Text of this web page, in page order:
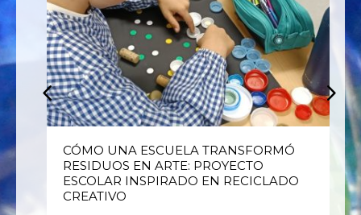
CÓMO UNA ESCUELA TRANSFORMÓ
RESIDUOS EN ARTE: PROYECTO
ESCOLAR INSPIRADO EN RECICLADO
CREATIVO